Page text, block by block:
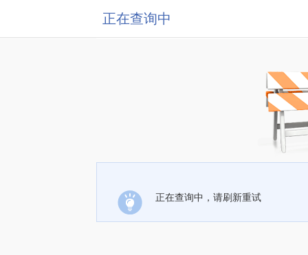
正在查询中
正在查询中，请刷新重试